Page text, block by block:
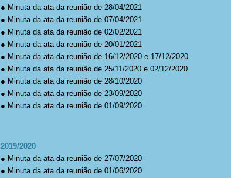
● Minuta da ata da reunião de 28/04/2021
● Minuta da ata da reunião de 07/04/2021
● Minuta da ata da reunião de 02/02/2021
● Minuta da ata da reunião de 20/01/2021
● Minuta da ata da reunião de 16/12/2020 e 17/12/2020
● Minuta da ata da reunião de 25/11/2020 e 02/12/2020
● Minuta da ata da reunião de 28/10/2020
● Minuta da ata da reunião de 23/09/2020
● Minuta da ata da reunião de 01/09/2020
2019/2020
● Minuta da ata da reunião de 27/07/2020
● Minuta da ata da reunião de 01/06/2020